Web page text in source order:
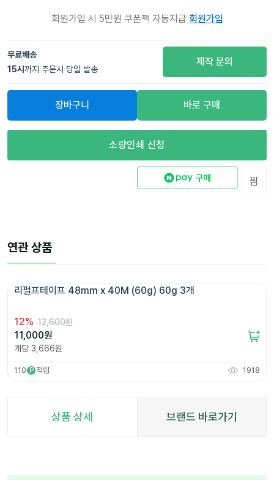
회원가입 시 5만원 쿠폰팩 자동지급 회원가입
무료배송
15시 까지 주문시 당일 발송
제작 문의
장바구니 바로 구매
소량인쇄 신청
찜
연관 상품
12% 12,600원
11,000원
개당 3,666원
110 P 적립 1918
상품 상세 브랜드 바로가기